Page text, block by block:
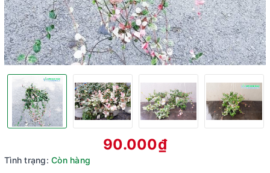
90.000₫
Tình trạng: Còn hàng